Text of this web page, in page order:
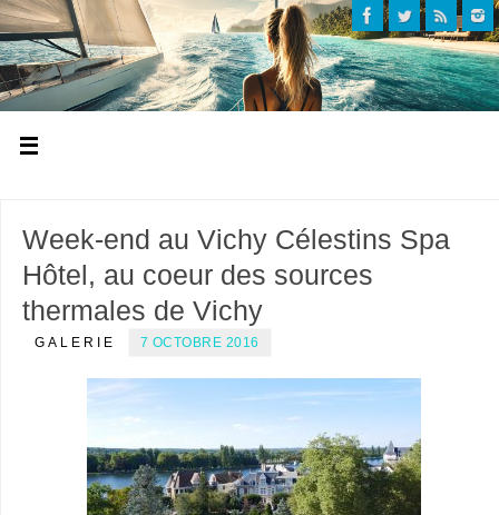
Week-end au Vichy Célestins Spa
Hôtel, au coeur des sources
thermales de Vichy
GALERIE 7 OCTOBRE 2016